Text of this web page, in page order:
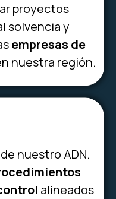
proyectos
solvencia y
empresas de
nuestra región.
nuestro ADN.
alineados